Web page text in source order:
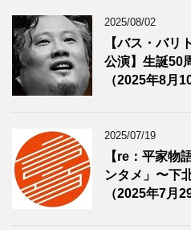
2025/08/02
【バス・バリ
公演】生誕50
（2025年8月
2025/07/19
【re：平家物
ンタメ」〜下
（2025年7月